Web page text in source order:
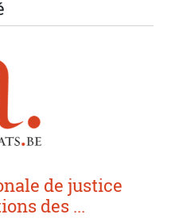
de justice
des ...